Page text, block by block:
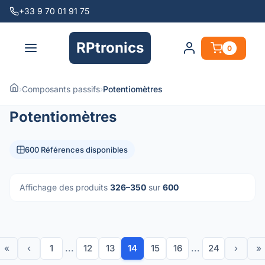
+33 9 70 01 91 75
RPtronics 0
›Composants passifs›Potentiomètres
Potentiomètres
600 Références disponibles
Affichage des produits 326–350 sur 600
« ‹ 1 ... 12 13 14 15 16 ... 24 › »